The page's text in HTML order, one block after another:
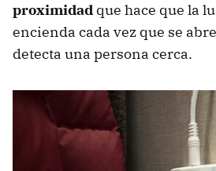
proximidad que hace que la
encienda cada vez que se
detecta una persona cerca.